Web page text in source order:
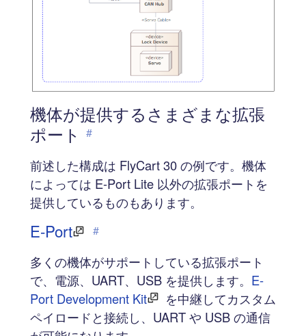
機体が提供するさまざまな拡張
ポート
#
前述した構成は FlyCart 30 の例です。機体
によっては E-Port Lite 以外の拡張ポートを
提供しているものもあります。
E-Port #
多くの機体がサポートしている拡張ポート
で、電源、UART、USB を提供します。 E-
Port Development Kit
を中継してカスタム
ペイロードと接続し、UART や USB の通信